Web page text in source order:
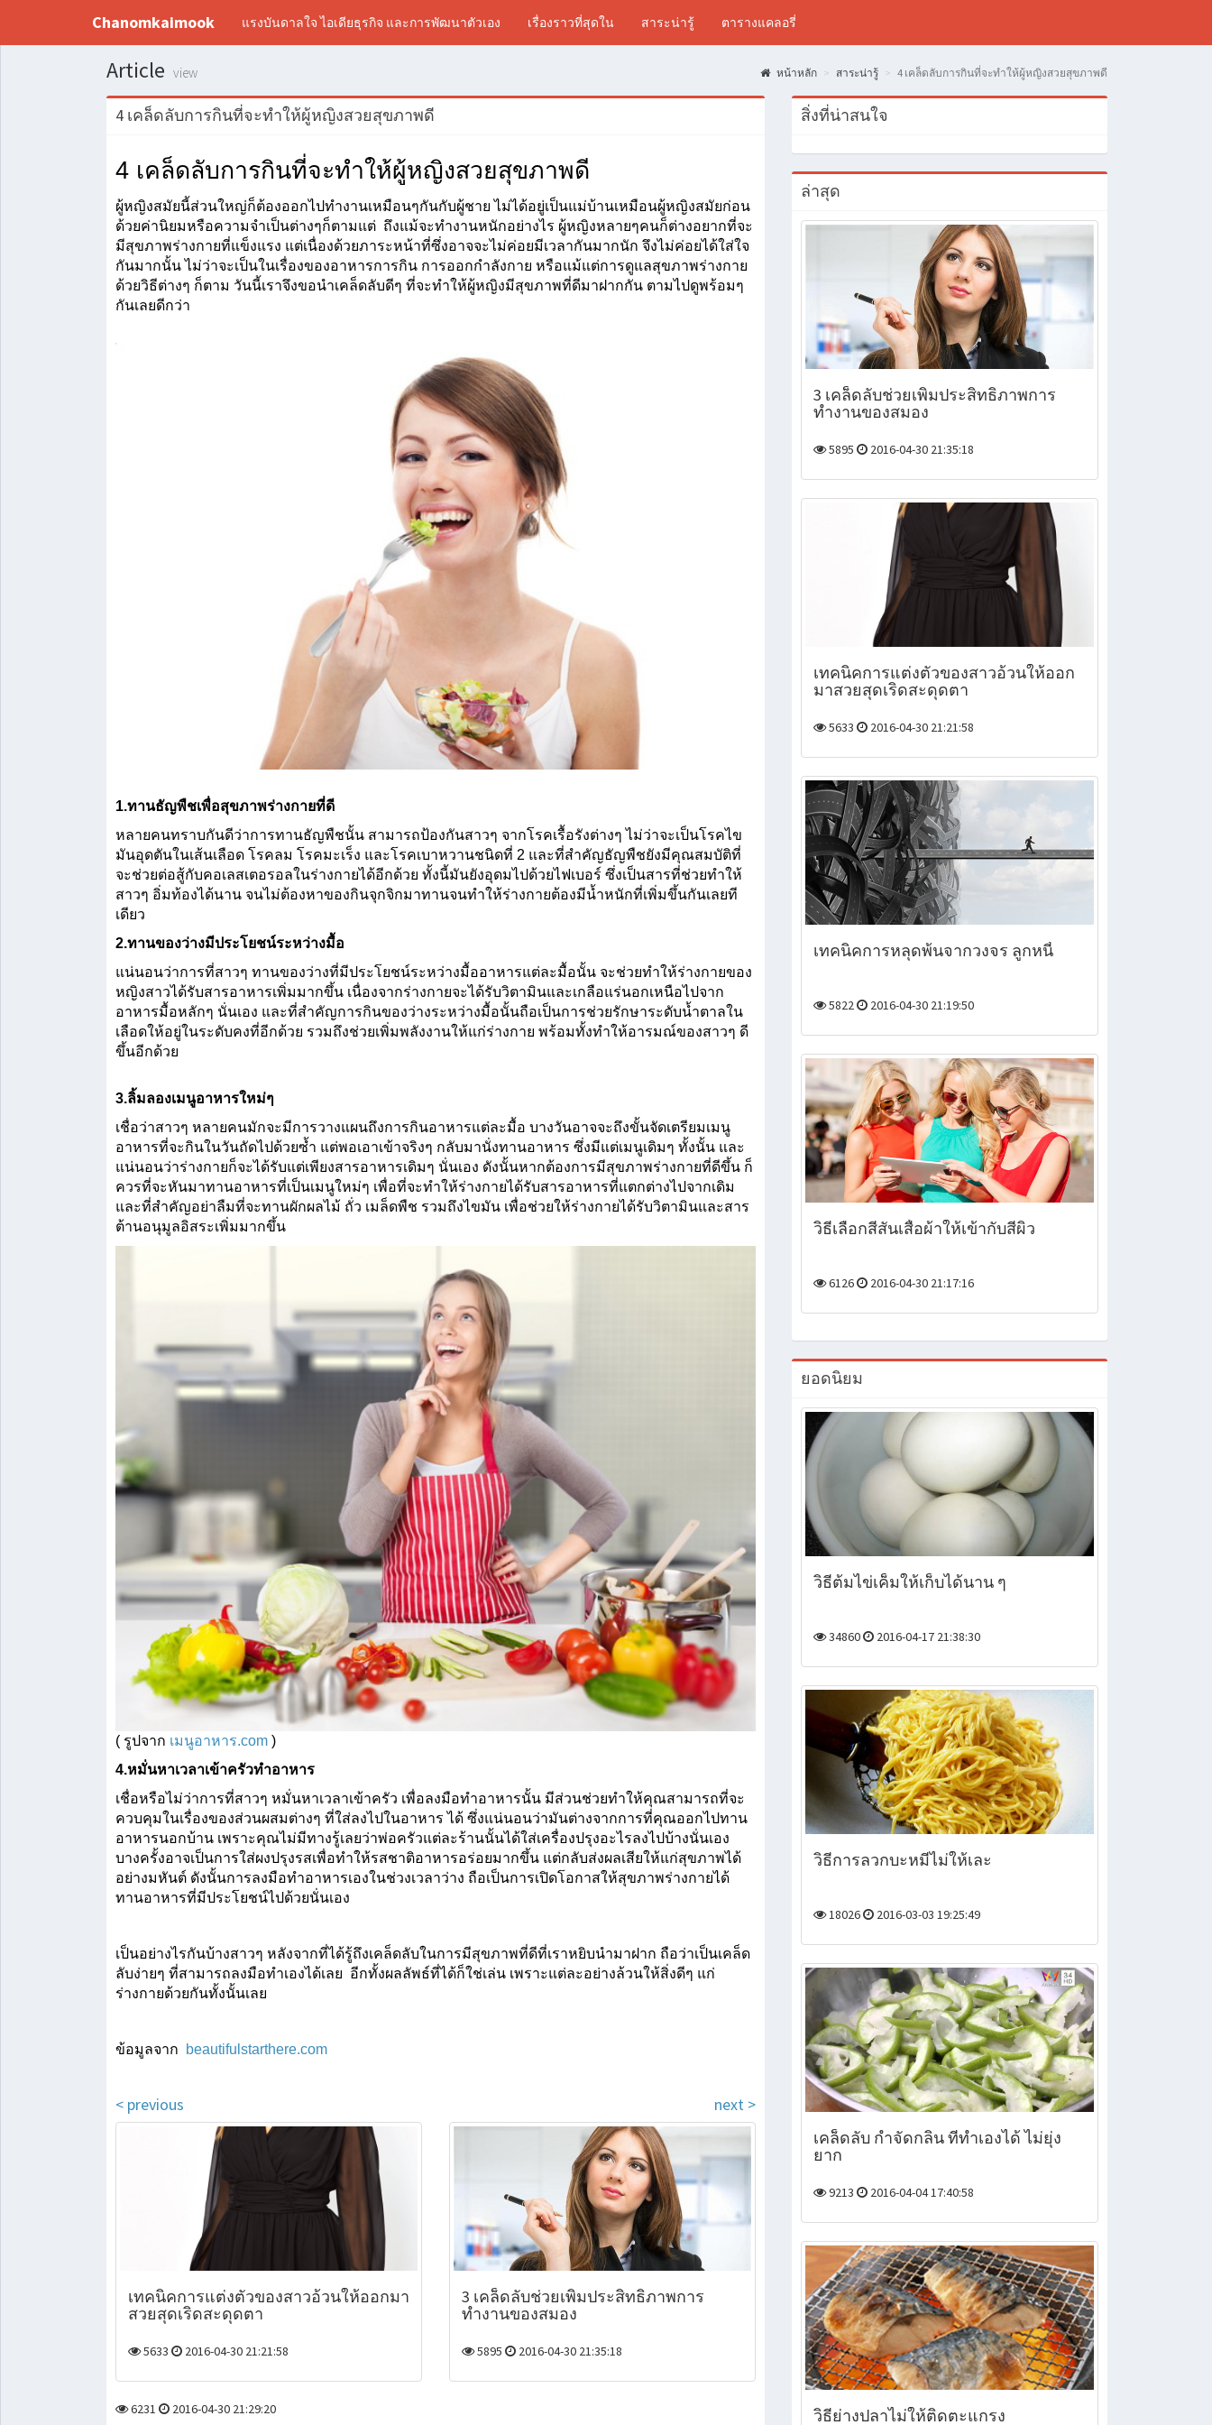
Chanomkaimook แรงบันดาลใจ ไอเดียธุรกิจ และการพัฒนาตัวเอง เรื่องราวที่สุดใน สาระน่ารู้ ตารางแคลอรี่
Article view หน้าหลัก สาระน่ารู้ 4 เคล็ดลับการกินที่จะทำให้ผู้หญิงสวยสุขภาพดี
4 เคล็ดลับการกินที่จะทำให้ผู้หญิงสวยสุขภาพดี
4 เคล็ดลับการกินที่จะทำให้ผู้หญิงสวยสุขภาพดี
ผู้หญิงสมัยนี้ส่วนใหญ่ก็ต้องออกไปทำงานเหมือนๆกันกับผู้ชาย ไม่ได้อยู่เป็นแม่บ้านเหมือนผู้หญิงสมัยก่อน
ด้วยค่านิยมหรือความจำเป็นต่างๆก็ตามแต่  ถึงแม้จะทำงานหนักอย่างไร ผู้หญิงหลายๆคนก็ต่างอยากที่จะ
มีสุขภาพร่างกายที่แข็งแรง แต่เนื่องด้วยภาระหน้าที่ซึ่งอาจจะไม่ค่อยมีเวลากันมากนัก จึงไม่ค่อยได้ใส่ใจ
กันมากนั้น ไม่ว่าจะเป็นในเรื่องของอาหารการกิน การออกกำลังกาย หรือแม้แต่การดูแลสุขภาพร่างกาย
ด้วยวิธีต่างๆ ก็ตาม วันนี้เราจึงขอนำเคล็ดลับดีๆ ที่จะทำให้ผู้หญิงมีสุขภาพที่ดีมาฝากกัน ตามไปดูพร้อมๆ
กันเลยดีกว่า
1.ทานธัญพืชเพื่อสุขภาพร่างกายที่ดี
หลายคนทราบกันดีว่าการทานธัญพืชนั้น สามารถป้องกันสาวๆ จากโรคเรื้อรังต่างๆ ไม่ว่าจะเป็นโรคไข
มันอุดตันในเส้นเลือด โรคลม โรคมะเร็ง และโรคเบาหวานชนิดที่ 2 และที่สำคัญธัญพืชยังมีคุณสมบัติที่
จะช่วยต่อสู้กับคอเลสเตอรอลในร่างกายได้อีกด้วย ทั้งนี้มันยังอุดมไปด้วยไฟเบอร์ ซึ่งเป็นสารที่ช่วยทำให้
สาวๆ อิ่มท้องได้นาน จนไม่ต้องหาของกินจุกจิกมาทานจนทำให้ร่างกายต้องมีน้ำหนักที่เพิ่มขึ้นกันเลยที
เดียว
2.ทานของว่างมีประโยชน์ระหว่างมื้อ
แน่นอนว่าการที่สาวๆ ทานของว่างที่มีประโยชน์ระหว่างมื้ออาหารแต่ละมื้อนั้น จะช่วยทำให้ร่างกายของ
หญิงสาวได้รับสารอาหารเพิ่มมากขึ้น เนื่องจากร่างกายจะได้รับวิตามินและเกลือแร่นอกเหนือไปจาก
อาหารมื้อหลักๆ นั่นเอง และที่สำคัญการกินของว่างระหว่างมื้อนั้นถือเป็นการช่วยรักษาระดับน้ำตาลใน
เลือดให้อยู่ในระดับคงที่อีกด้วย รวมถึงช่วยเพิ่มพลังงานให้แก่ร่างกาย พร้อมทั้งทำให้อารมณ์ของสาวๆ ดี
ขึ้นอีกด้วย
3.ลิ้มลองเมนูอาหารใหม่ๆ
เชื่อว่าสาวๆ หลายคนมักจะมีการวางแผนถึงการกินอาหารแต่ละมื้อ บางวันอาจจะถึงขั้นจัดเตรียมเมนู
อาหารที่จะกินในวันถัดไปด้วยซ้ำ แต่พอเอาเข้าจริงๆ กลับมานั่งทานอาหาร ซึ่งมีแต่เมนูเดิมๆ ทั้งนั้น และ
แน่นอนว่าร่างกายก็จะได้รับแต่เพียงสารอาหารเดิมๆ นั่นเอง ดังนั้นหากต้องการมีสุขภาพร่างกายที่ดีขึ้น ก็
ควรที่จะหันมาทานอาหารที่เป็นเมนูใหม่ๆ เพื่อที่จะทำให้ร่างกายได้รับสารอาหารที่แตกต่างไปจากเดิม
และที่สำคัญอย่าลืมที่จะทานผักผลไม้ ถั่ว เมล็ดพืช รวมถึงไขมัน เพื่อช่วยให้ร่างกายได้รับวิตามินและสาร
ต้านอนุมูลอิสระเพิ่มมากขึ้น
( รูปจาก เมนูอาหาร.com )
4.หมั่นหาเวลาเข้าครัวทำอาหาร
เชื่อหรือไม่ว่าการที่สาวๆ หมั่นหาเวลาเข้าครัว เพื่อลงมือทำอาหารนั้น มีส่วนช่วยทำให้คุณสามารถที่จะ
ควบคุมในเรื่องของส่วนผสมต่างๆ ที่ใส่ลงไปในอาหาร ได้ ซึ่งแน่นอนว่ามันต่างจากการที่คุณออกไปทาน
อาหารนอกบ้าน เพราะคุณไม่มีทางรู้เลยว่าพ่อครัวแต่ละร้านนั้นได้ใส่เครื่องปรุงอะไรลงไปบ้างนั่นเอง
บางครั้งอาจเป็นการใส่ผงปรุงรสเพื่อทำให้รสชาติอาหารอร่อยมากขึ้น แต่กลับส่งผลเสียให้แก่สุขภาพได้
อย่างมหันต์ ดังนั้นการลงมือทำอาหารเองในช่วงเวลาว่าง ถือเป็นการเปิดโอกาสให้สุขภาพร่างกายได้
ทานอาหารที่มีประโยชน์ไปด้วยนั่นเอง
เป็นอย่างไรกันบ้างสาวๆ หลังจากที่ได้รู้ถึงเคล็ดลับในการมีสุขภาพที่ดีที่เราหยิบนำมาฝาก ถือว่าเป็นเคล็ด
ลับง่ายๆ ที่สามารถลงมือทำเองได้เลย  อีกทั้งผลลัพธ์ที่ได้ก็ใช่เล่น เพราะแต่ละอย่างล้วนให้สิ่งดีๆ แก่
ร่างกายด้วยกันทั้งนั้นเลย
ข้อมูลจาก beautifulstarthere.com
< previous
เทคนิคการแต่งตัวของสาวอ้วนให้ออกมา
สวยสุดเริดสะดุดตา
5633 2016-04-30 21:21:58
next >
3 เคล็ดลับช่วยเพิ่มประสิทธิภาพการ
ทำงานของสมอง
5895 2016-04-30 21:35:18
6231 2016-04-30 21:29:20
สิ่งที่น่าสนใจ
ล่าสุด
3 เคล็ดลับช่วยเพิ่มประสิทธิภาพการ
ทำงานของสมอง
5895 2016-04-30 21:35:18
เทคนิคการแต่งตัวของสาวอ้วนให้ออก
มาสวยสุดเริดสะดุดตา
5633 2016-04-30 21:21:58
เทคนิคการหลุดพ้นจากวงจร ลูกหนี้
5822 2016-04-30 21:19:50
วิธีเลือกสีสันเสื้อผ้าให้เข้ากับสีผิว
6126 2016-04-30 21:17:16
ยอดนิยม
วิธีต้มไข่เค็มให้เก็บได้นาน ๆ
34860 2016-04-17 21:38:30
วิธีการลวกบะหมี่ไม่ให้เละ
18026 2016-03-03 19:25:49
เคล็ดลับ กำจัดกลิ่น ที่ทำเองได้ ไม่ยุ่ง
ยาก
9213 2016-04-04 17:40:58
วิธีย่างปลาไม่ให้ติดตะแกรง